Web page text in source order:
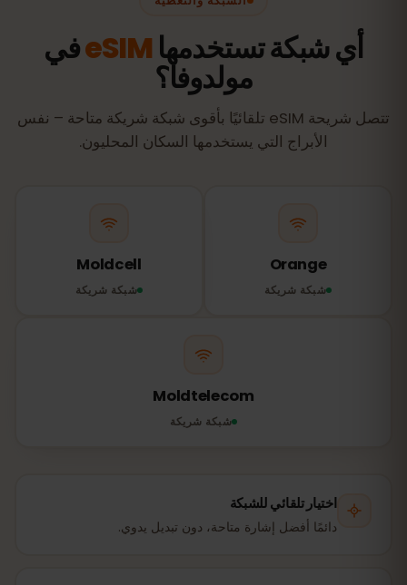
أي شبكة تستخدمها eSIMفي
مولدوفا؟
تتصل شريحة eSIM تلقائيًا بأقوى شبكة شريكة متاحة – نفس
الأبراج التي يستخدمها السكان المحليون.
Orange
شبكة شريكة
Moldcell
شبكة شريكة
Moldtelecom
شبكة شريكة
اختيار تلقائي للشبكة
دائمًا أفضل إشارة متاحة، دون تبديل يدوي.